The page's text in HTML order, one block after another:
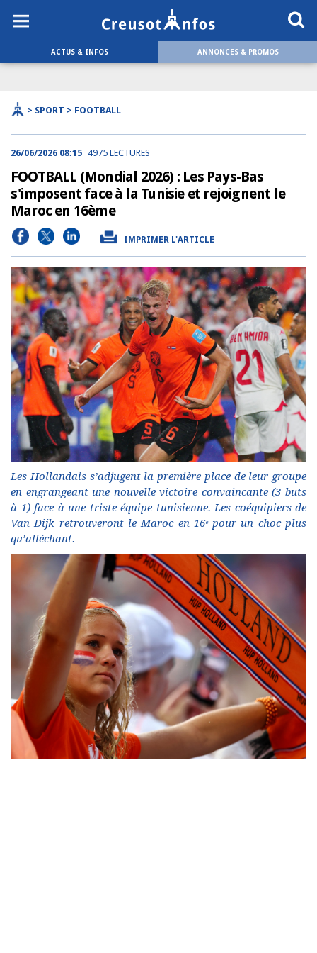
ACTUS & INFOS ANNONCES & PROMOS
> SPORT > FOOTBALL
26/06/2026 08:15 4975 LECTURES
FOOTBALL (Mondial 2026) : Les Pays-Bas
s'imposent face à la Tunisie et rejoignent le
Maroc en 16ème
IMPRIMER L'ARTICLE
Les Hollandais s’adjugent la première place de leur groupe
en engrangeant une nouvelle victoire convaincante (3 buts
à 1) face à une triste équipe tunisienne. Les coéquipiers de
Van Dijk retrouveront le Maroc en 16ᵉ pour un choc plus
qu’alléchant.